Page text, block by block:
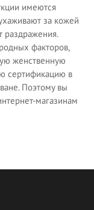
имеются
за кожей
раздражения.
факторов,
женственную
сертификацию в
Поэтому вы
магазинам